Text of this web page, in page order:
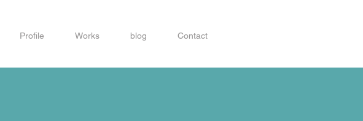
Profile Works blog Contact